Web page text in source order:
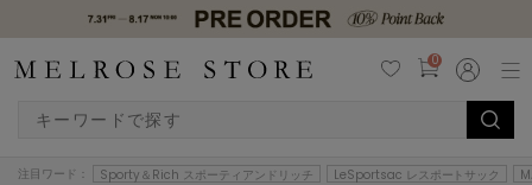
0
注目ワード： Sporty＆Rich スポーティアンドリッチ LeSportsac レスポートサック